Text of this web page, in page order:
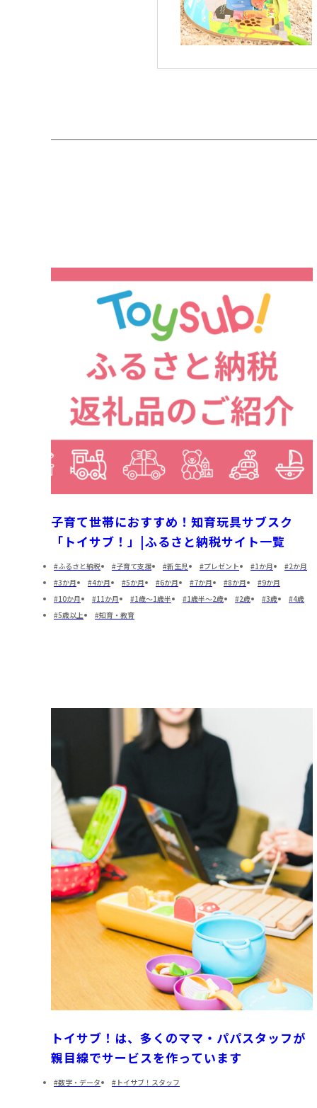
子育て世帯におすすめ！知育玩具サブスク
「トイサブ！」|ふるさと納税サイト一覧
ふるさと納税 子育て支援 新生児 プレゼント 1か月
2か月
3か月
4か月 5か月 6か月 7か月 8か月
9か月
10か月
11か月 1歳～1歳半 1歳半～2歳 2歳 3歳
4歳
5歳以上
知育・教育
トイサブ！は、多くのママ・パパスタッフが
親目線でサービスを作っています
数字・データ トイサブ！スタッフ